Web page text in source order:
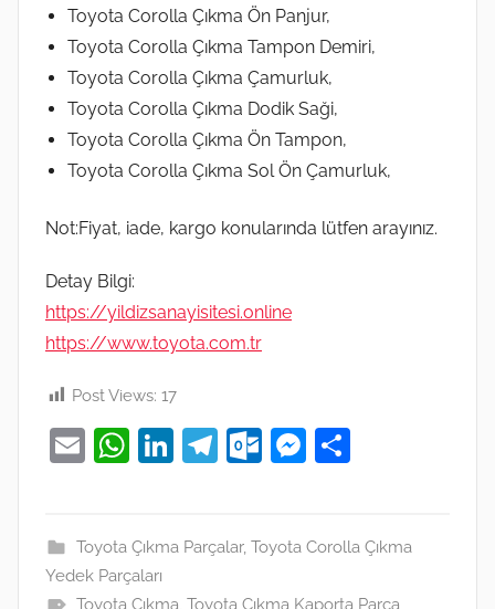
Toyota Corolla Çıkma Ön Panjur,
Toyota Corolla Çıkma Tampon Demiri,
Toyota Corolla Çıkma Çamurluk,
Toyota Corolla Çıkma Dodik Saği,
Toyota Corolla Çıkma Ön Tampon,
Toyota Corolla Çıkma Sol Ön Çamurluk,
Not:Fiyat, iade, kargo konularında lütfen arayınız.
Detay Bilgi:
https://yildizsanayisitesi.online
https://www.toyota.com.tr
Post Views: 17
E
l
W
s
A
Li
e
T
gr
O
o
M
e e
Toyota Çıkma Parçalar, Toyota Corolla Çıkma
Yedek Parçaları
Toyota Çıkma, Toyota Çıkma Kaporta Parça